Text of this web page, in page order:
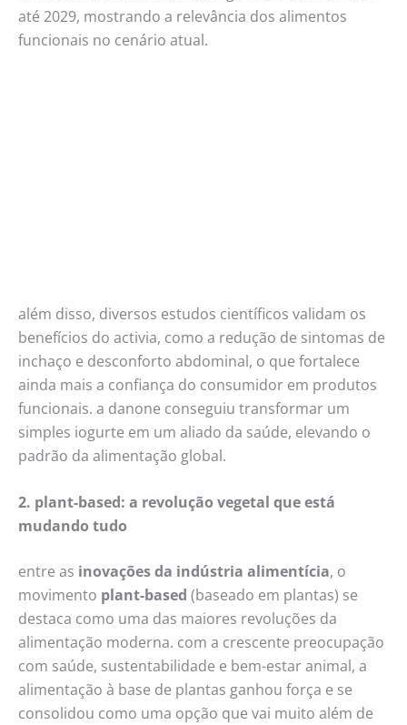
até 2029, mostrando a relevância dos alimentos
funcionais no cenário atual.
além disso, diversos estudos científicos validam os
benefícios do activia, como a redução de sintomas de
inchaço e desconforto abdominal, o que fortalece
ainda mais a confiança do consumidor em produtos
funcionais. a danone conseguiu transformar um
simples iogurte em um aliado da saúde, elevando o
padrão da alimentação global.
2. plant-based: a revolução vegetal que está
mudando tudo
entre as inovações da indústria alimentícia, o
movimento plant-based (baseado em plantas) se
destaca como uma das maiores revoluções da
alimentação moderna. com a crescente preocupação
com saúde, sustentabilidade e bem-estar animal, a
alimentação à base de plantas ganhou força e se
consolidou como uma opção que vai muito além de